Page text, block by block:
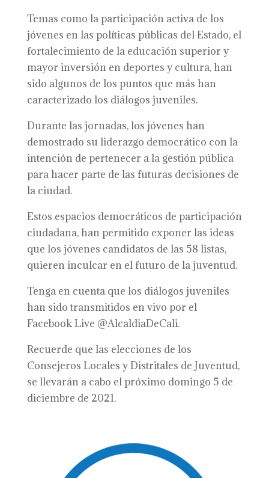
Temas como la participación activa de los
jóvenes en las políticas públicas del Estado, el
fortalecimiento de la educación superior y
mayor inversión en deportes y cultura, han
sido algunos de los puntos que más han
caracterizado los diálogos juveniles.
Durante las jornadas, los jóvenes han
demostrado su liderazgo democrático con la
intención de pertenecer a la gestión pública
para hacer parte de las futuras decisiones de
la ciudad.
Estos espacios democráticos de participación
ciudadana, han permitido exponer las ideas
que los jóvenes candidatos de las 58 listas,
quieren inculcar en el futuro de la juventud.
Tenga en cuenta que los diálogos juveniles
han sido transmitidos en vivo por el
Facebook Live @AlcaldiaDeCali.
Recuerde que las elecciones de los
Consejeros Locales y Distritales de Juventud,
se llevarán a cabo el próximo domingo 5 de
diciembre de 2021.